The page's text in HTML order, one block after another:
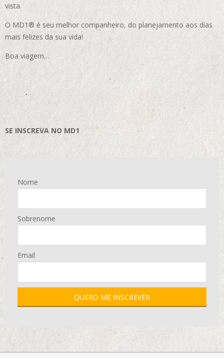
vista.
O MD1® é seu melhor companheiro, do planejamento aos dias
mais felizes da sua vida!
Boa viagem…
SE INSCREVA NO MD1
Nome
Sobrenome
Email